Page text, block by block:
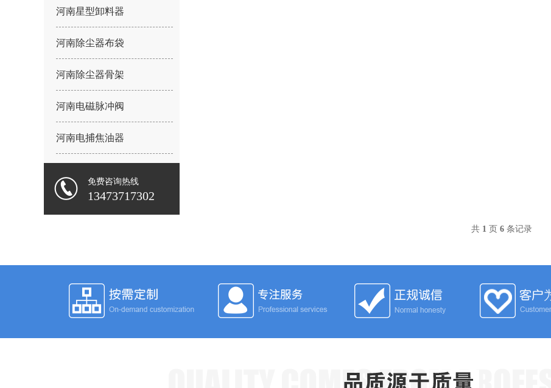
河南星型卸料器
河南除尘器布袋
河南除尘器骨架
河南电磁脉冲阀
河南电捕焦油器
免费咨询热线
13473717302
共 1 页 6 条记录